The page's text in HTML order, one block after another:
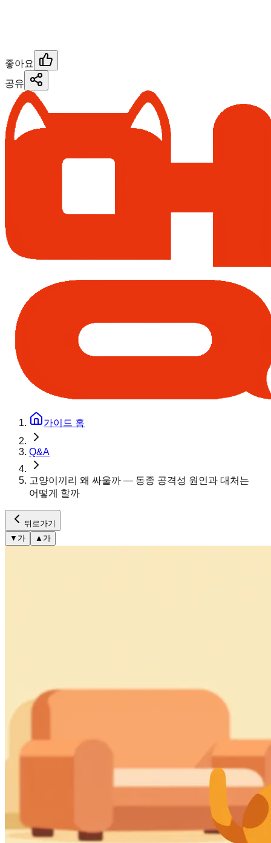
좋아요
공유
가이드 홈
Q&A
고양이끼리 왜 싸울까 — 동종 공격성 원인과 대처는
어떻게 할까
뒤로가기
▼ 가 ▲ 가